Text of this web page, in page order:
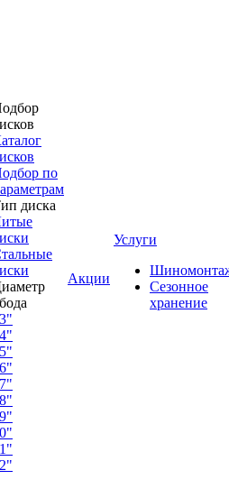
по
диска
Акции
Услуги
Сезонное
хранение